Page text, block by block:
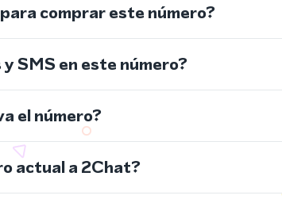
comprar este número?
SMS en este número?
el número?
actual a 2Chat?